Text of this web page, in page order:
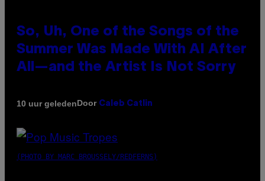
So, Uh, One of the Songs of the
Summer Was Made With AI After
All—and the Artist Is Not Sorry
10 uur geledenDoor Caleb Catlin
(PHOTO BY MARC BROUSSELY/REDFERNS)